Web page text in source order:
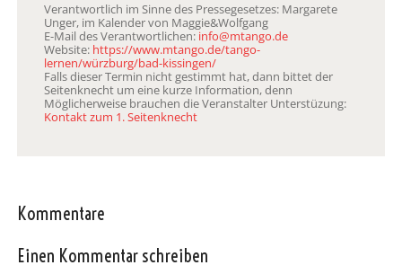
Verantwortlich im Sinne des Pressegesetzes: Margarete
Unger, im Kalender von Maggie&Wolfgang
E-Mail des Verantwortlichen: info@mtango.de
Website: https://www.mtango.de/tango-
lernen/würzburg/bad-kissingen/
Falls dieser Termin nicht gestimmt hat, dann bittet der
Seitenknecht um eine kurze Information, denn
Möglicherweise brauchen die Veranstalter Unterstüzung:
Kontakt zum 1. Seitenknecht
Kommentare
Einen Kommentar schreiben